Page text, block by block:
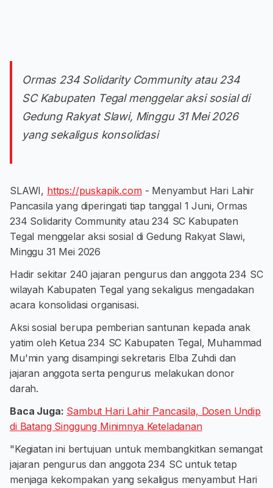
Ormas 234 Solidarity Community atau 234
SC Kabupaten Tegal menggelar aksi sosial di
Gedung Rakyat Slawi, Minggu 31 Mei 2026
yang sekaligus konsolidasi
SLAWI, https://puskapik.com- Menyambut Hari Lahir
Pancasila yang diperingati tiap tanggal 1 Juni, Ormas
234 Solidarity Community atau 234 SC Kabupaten
Tegal menggelar aksi sosial di Gedung Rakyat Slawi,
Minggu 31 Mei 2026
Hadir sekitar 240 jajaran pengurus dan anggota 234 SC
wilayah Kabupaten Tegal yang sekaligus mengadakan
acara konsolidasi organisasi.
Aksi sosial berupa pemberian santunan kepada anak
yatim oleh Ketua 234 SC Kabupaten Tegal, Muhammad
Mu'min yang disampingi sekretaris Elba Zuhdi dan
jajaran anggota serta pengurus melakukan donor
darah.
Baca Juga: Sambut Hari Lahir Pancasila, Dosen Undip
di Batang Singgung Minimnya Keteladanan
"Kegiatan ini bertujuan untuk membangkitkan semangat
jajaran pengurus dan anggota 234 SC untuk tetap
menjaga kekompakan yang sekaligus menyambut Hari